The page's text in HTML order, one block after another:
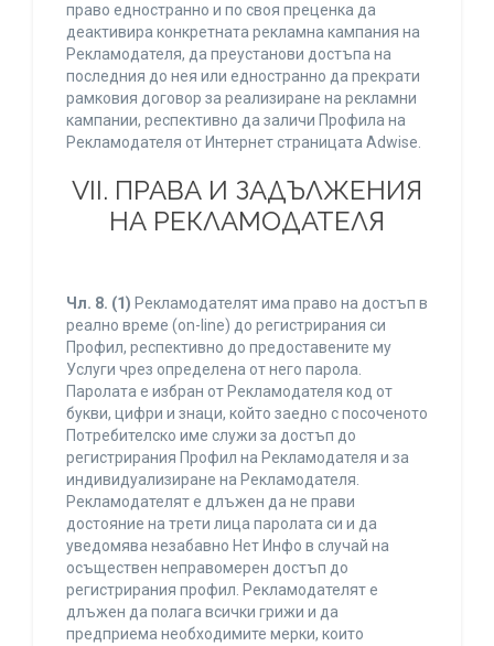
право едностранно и по своя преценка да
деактивира конкретната рекламна кампания на
Рекламодателя, да преустанови достъпа на
последния до нея или едностранно да прекрати
рамковия договор за реализиране на рекламни
кампании, респективно да заличи Профила на
Рекламодателя от Интернет страницата Adwise.
VII. ПРАВА И ЗАДЪЛЖЕНИЯ
НА РЕКЛАМОДАТЕЛЯ
Чл. 8. (1) Рекламодателят има право на достъп в
реално време (on-line) до регистрирания си
Профил, респективно до предоставените му
Услуги чрез определена от него парола.
Паролата е избран от Рекламодателя код от
букви, цифри и знаци, който заедно с посоченото
Потребителско име служи за достъп до
регистрирания Профил на Рекламодателя и за
индивидуализиране на Рекламодателя.
Рекламодателят е длъжен да не прави
достояние на трети лица паролата си и да
уведомява незабавно Нет Инфо в случай на
осъществен неправомерен достъп до
регистрирания профил. Рекламодателят е
длъжен да полага всички грижи и да
предприема необходимите мерки, които